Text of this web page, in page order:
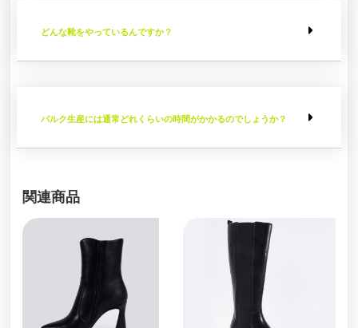
どんな靴をやっているんですか？
バルク生産には通常どれくらいの時間がかかるのでしょうか？
関連商品